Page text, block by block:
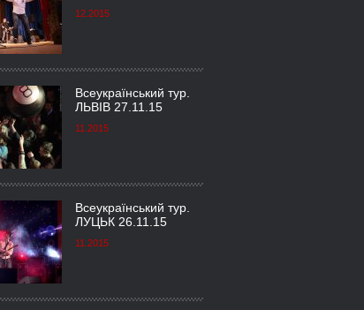
12.2015
Всеукраїнський тур.
ЛЬВІВ 27.11.15
11.2015
Всеукраїнський тур.
ЛУЦЬК 26.11.15
11.2015